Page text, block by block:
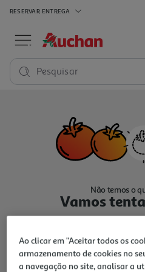
RESERVAR ENTREGA
Pesquisar
Não temos o
Vamos
Ao clicar em "Aceitar todos os
armazenamento de cookies no
a navegação no site, analisar a